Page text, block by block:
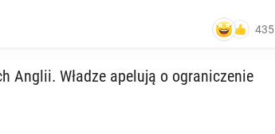
435
Anglii. Władze apelują o ogra­ni­cze­nie